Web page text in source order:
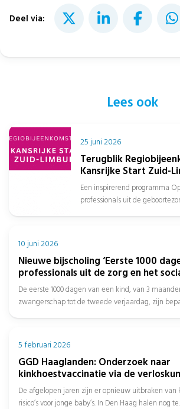
Deel via:
Lees ook
25 juni 2026
Terugblik
Kansrijke Start Zuid-
Een inspirerend programma
professionals uit de
10 juni 2026
Nieuwe bijscholing ‘Eerste 1000
professionals uit de zorg en het
De eerste 1000 dagen van een kind, van 3
zwangerschap tot de tweede verjaardag, zijn
5 februari 2026
GGD Haaglanden: Onderzoek naar
kinkhoestvaccinatie via de
De afgelopen jaren zijn er opnieuw uitbraken van
risico’s voor jonge baby’s. In Den Haag halen nog